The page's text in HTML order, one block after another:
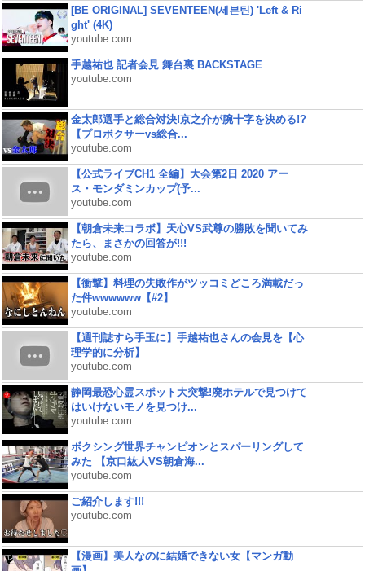
[BE ORIGINAL] SEVENTEEN(세븐틴) 'Left & Ri
ght' (4K)
youtube.com
手越祐也 記者会見 舞台裏 BACKSTAGE
youtube.com
金太郎選手と総合対決!京之介が腕十字を決める!?
【プロボクサーvs総合...
youtube.com
【公式ライブCH1 全編】大会第2日 2020 アー
ス・モンダミンカップ(予...
youtube.com
【朝倉未来コラボ】天心VS武尊の勝敗を聞いてみ
たら、まさかの回答が!!!
youtube.com
【衝撃】料理の失敗作がツッコミどころ満載だっ
た件wwwwww【#2】
youtube.com
【週刊誌すら手玉に】手越祐也さんの会見を【心
理学的に分析】
youtube.com
静岡最恐心霊スポット大突撃!廃ホテルで見つけて
はいけないモノを見つけ...
youtube.com
ボクシング世界チャンピオンとスパーリングして
みた 【京口紘人VS朝倉海...
youtube.com
ご紹介します!!!
youtube.com
【漫画】美人なのに結婚できない女【マンガ動